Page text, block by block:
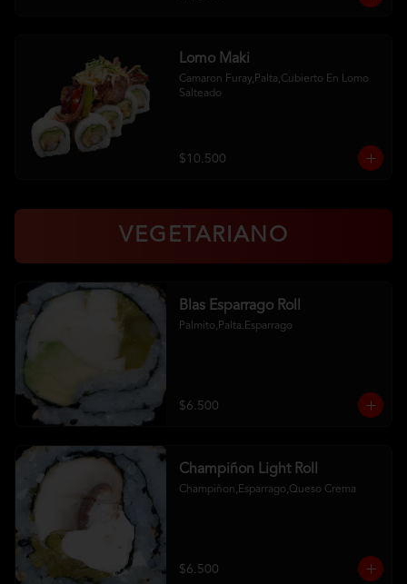
Lomo Maki
Camaron Furay,Palta,Cubierto En Lomo
Salteado
$10.500
VEGETARIANO
Blas Esparrago Roll
Palmito,Palta.Esparrago
$6.500
Champiñon Light Roll
Champiñon,Esparrago,Queso Crema
$6.500